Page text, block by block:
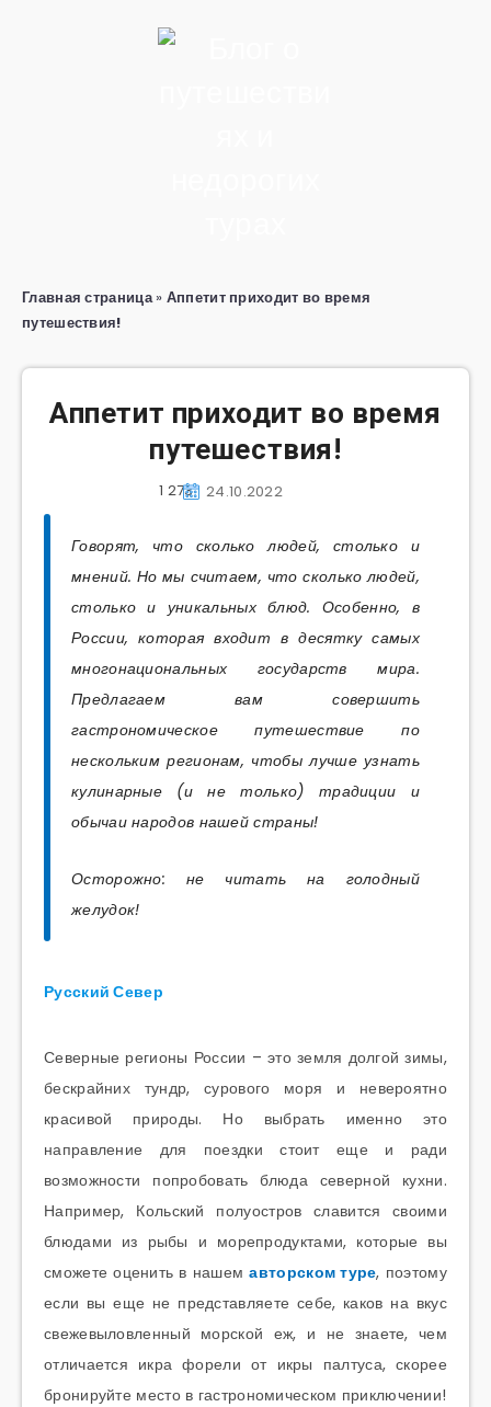
Главная страница» Аппетит приходит во время
путешествия!
Аппетит приходит во время
путешествия!
24.10.2022
1 273
Говорят, что сколько людей, столько и
мнений. Но мы считаем, что сколько людей,
столько и уникальных блюд. Особенно, в
России, которая входит в десятку самых
многонациональных государств мира.
Предлагаем вам совершить
гастрономическое путешествие по
нескольким регионам, чтобы лучше узнать
кулинарные (и не только) традиции и
обычаи народов нашей страны!
Осторожно: не читать на голодный
желудок!
Русский Север
Северные регионы России – это земля долгой зимы,
бескрайних тундр, сурового моря и невероятно
красивой природы. Но выбрать именно это
направление для поездки стоит еще и ради
возможности попробовать блюда северной кухни.
Например, Кольский полуостров славится своими
блюдами из рыбы и морепродуктами, которые вы
сможете оценить в нашемавторском туре, поэтому
если вы еще не представляете себе, каков на вкус
свежевыловленный морской еж, и не знаете, чем
отличается икра форели от икры палтуса, скорее
бронируйте место в гастрономическом приключении!